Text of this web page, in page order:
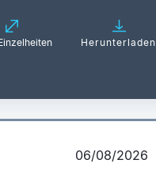
Herunterladen
06/08/2026